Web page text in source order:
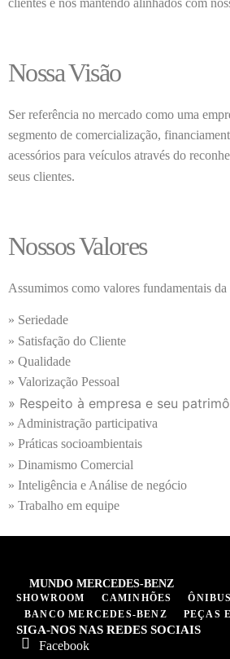
clientes e nos mantendo alinhados com
Nossa Visão
Ser referência no mercado como uma
segmento de comercialização,
acessórios para veículos através do
seus clientes.
Nossos Valores
Assumimos como valores fundamentais da
» Seriedade
» Satisfação do Cliente
» Qualidade
» Valorização Pessoal
» Respeito à empresa e seu
» Administração participativa
» Práticas socioambientais
» Dinamismo Comercial
» Inteligência e Análise de negócio
» Trabalho em equipe
MUNDO MERCEDES-BENZ
SHOWROOM CAMINHÕES ÔNIBUS
BANCO MERCEDES-BENZ
PEÇAS
SIGA-NOS NAS REDES SOCIAIS
Facebook